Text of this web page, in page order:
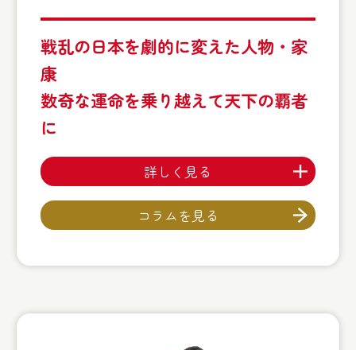
戦乱の日本を劇的に変えた人物・家
康
数奇な運命を乗り越えて天下の覇者
に
詳しく見る
コラムを見る